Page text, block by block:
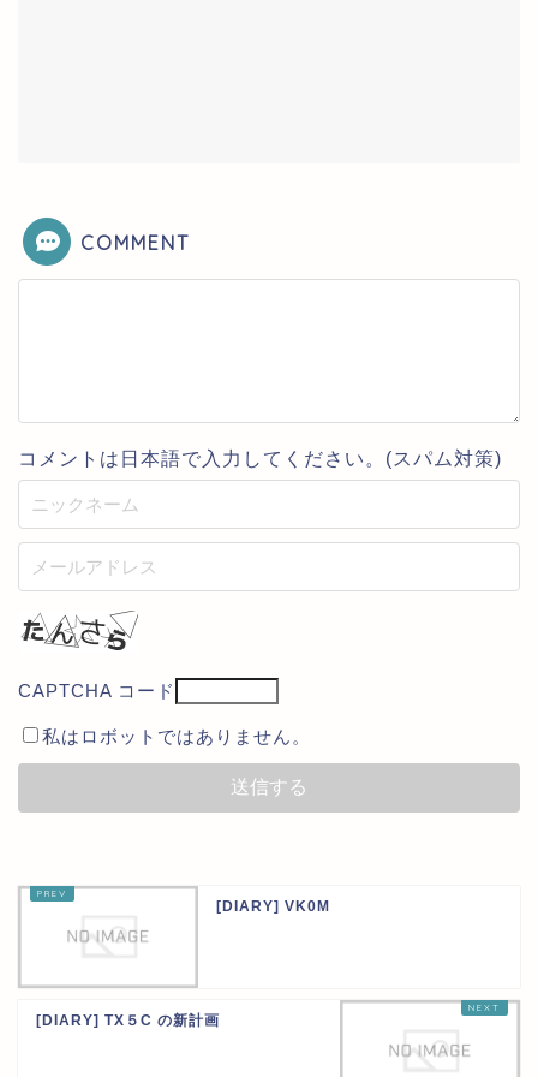
COMMENT
コメントは日本語で入力してください。(スパム対策)
CAPTCHA コード
私はロボットではありません。
[DIARY] VK0M
[DIARY] TX５C の新計画